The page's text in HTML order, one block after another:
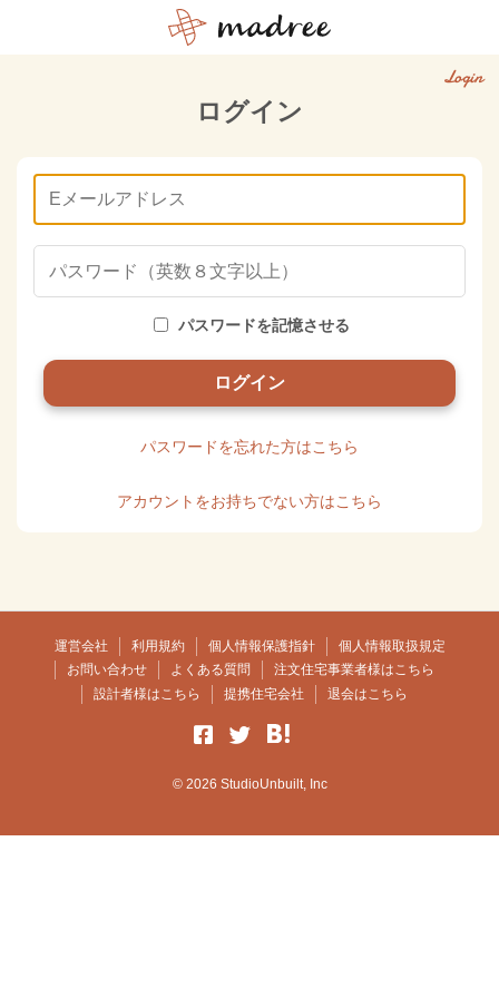
Login
ログイン
パスワードを記憶させる
パスワードを忘れた方はこちら
アカウントをお持ちでない方はこちら
運営会社 利用規約 個人情報保護指針
個人情報取扱規定
お問い合わせ
よくある質問
注文住宅事業者様はこちら
設計者様はこちら
提携住宅会社 退会はこちら
© 2026 StudioUnbuilt, Inc